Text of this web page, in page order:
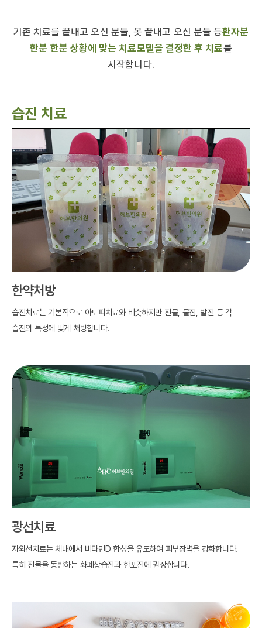
기존 치료를 끝내고 오신 분들, 못 끝내고 오신 분들 등환자분
한분 한분 상황에 맞는 치료모델을 결정한 후 치료를
시작합니다.
습진 치료
한약처방
습진치료는 기본적으로 아토피치료와 비슷하지만 진물, 물집, 발진 등 각
습진의 특성에 맞게 처방합니다.
광선치료
자외선치료는 체내에서 비타민D 합성을 유도하여 피부장벽을 강화합니다.
특히 진물을 동반하는 화폐상습진과 한포진에 권장합니다.